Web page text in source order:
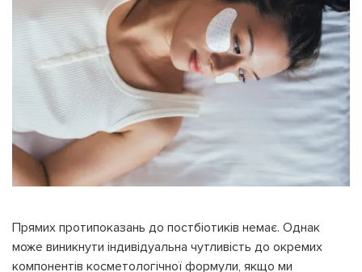
Прямих протипоказань до постбіотиків немає. Однак
може виникнути індивідуальна чутливість до окремих
компонентів косметологічної формули, якщо ми